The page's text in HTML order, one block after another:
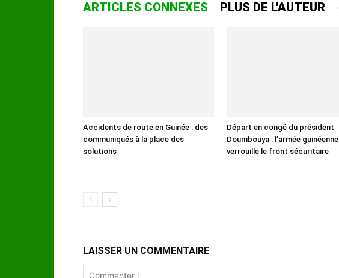
ARTICLES CONNEXES PLUS DE L'AUTEUR
Accidents de route en Guinée : des
communiqués à la place des
solutions
Départ en congé du président
Doumbouya : l’armée guinéenne
verrouille le front sécuritaire
LAISSER UN COMMENTAIRE